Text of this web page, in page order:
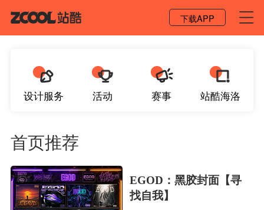
下载APP
设计服务 活动 赛事 站酷海洛
首页推荐
EGOD：黑胶封面【寻
找自我】